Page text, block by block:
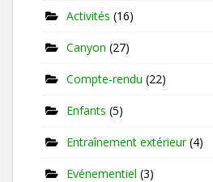
Activités (16)
Canyon (27)
Compte-rendu (22)
Enfants (5)
Entraînement extérieur(4)
Evénementiel (3)